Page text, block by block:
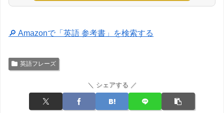
🔎 Amazonで「英語 参考書」を検索する
英語フレーズ
＼ シェアする ／